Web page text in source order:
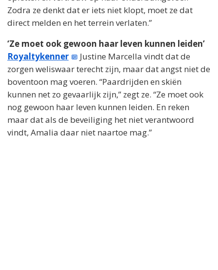
Zodra ze denkt dat er iets niet klopt, moet ze dat
direct melden en het terrein verlaten.”
‘Ze moet ook gewoon haar leven kunnen leiden’
Royaltykenner
Justine Marcella vindt dat de
zorgen weliswaar terecht zijn, maar dat angst niet de
boventoon mag voeren. “Paardrijden en skiën
kunnen net zo gevaarlijk zijn,” zegt ze. “Ze moet ook
nog gewoon haar leven kunnen leiden. En reken
maar dat als de beveiliging het niet verantwoord
vindt, Amalia daar niet naartoe mag.”